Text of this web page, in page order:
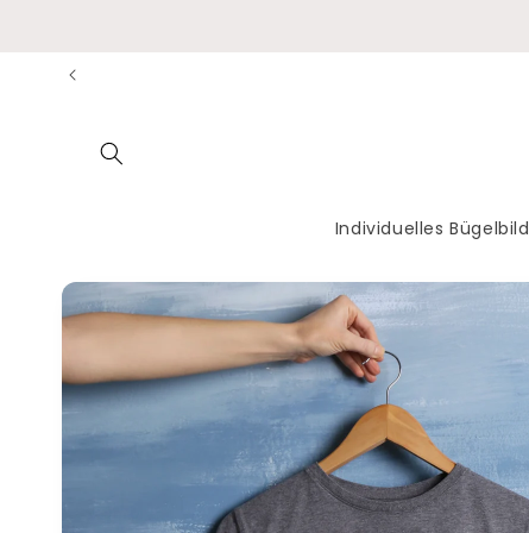
Individuelles Bügelbild
Zu
Produktinformationen
springen